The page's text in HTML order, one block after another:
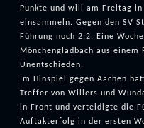
Punkte und will am Freitag
einsammeln. Gegen den SV
Führung noch 2:2. Eine
Mönchengladbach aus einem
Unentschieden.
Im Hinspiel gegen Aachen
Treffer von Willers und
in Front und verteidigte die
Auftakterfolg in der ersten